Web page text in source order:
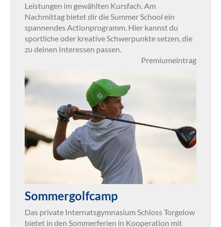
Leistungen im gewählten Kursfach. Am
Nachmittag bietet dir die Summer School ein
spannendes Actionprogramm. Hier kannst du
sportliche oder kreative Schwerpunkte setzen, die
zu deinen Interessen passen.
Premiumeintrag
Sommergolfcamp
Das private Internatsgymnasium Schloss Torgelow
bietet in den Sommerferien in Kooperation mit